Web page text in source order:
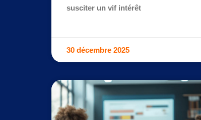
susciter un vif intérêt
30 décembre 2025